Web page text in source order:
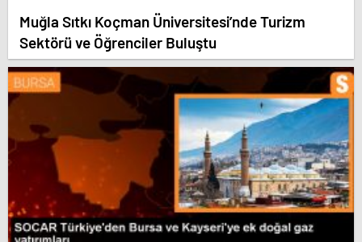
Muğla Sıtkı Koçman Üniversitesi’nde Turizm
Sektörü ve Öğrenciler Buluştu